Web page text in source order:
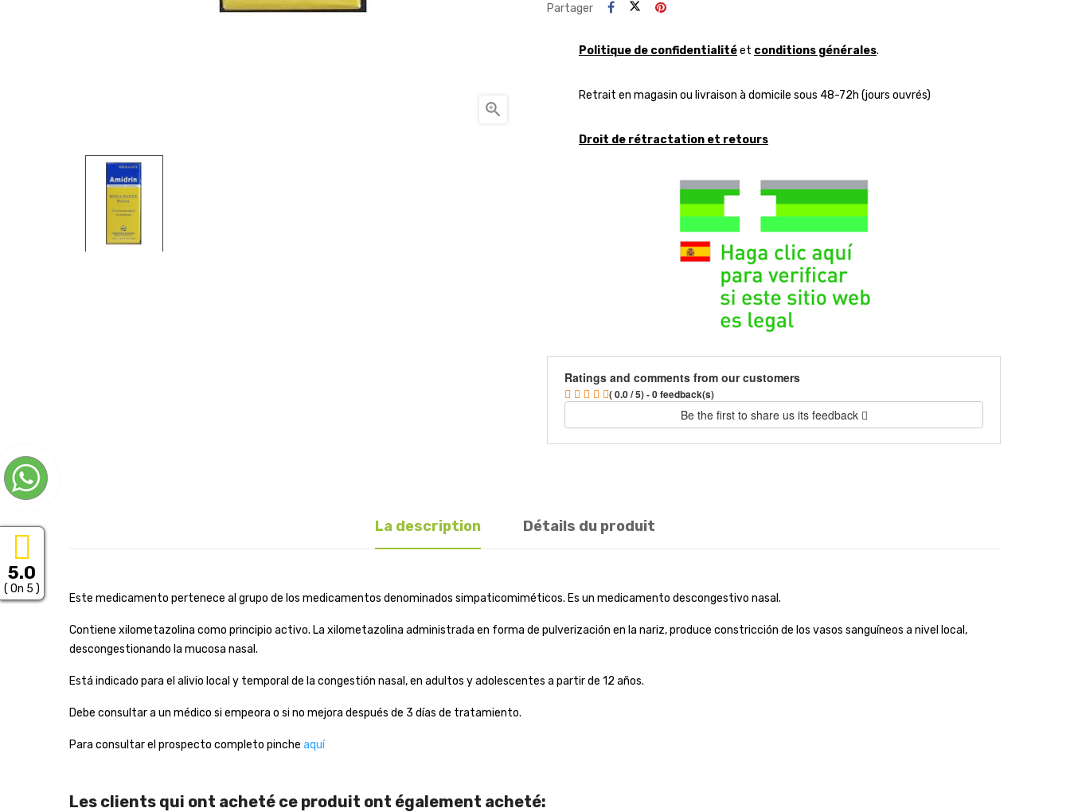

Partager
Politique de confidentialitéet conditions générales.
Retrait en magasin ou livraison à domicile sous 48-72h (jours ouvrés)
Droit de rétractation et retours
Ratings and comments from our customers
( 0.0 / 5) - 0 feedback(s)
Be the first to share us its feedback
La description Détails du produit
Este medicamento pertenece al grupo de los medicamentos denominados simpaticomiméticos. Es un medicamento descongestivo nasal.
Contiene xilometazolina como principio activo. La xilometazolina administrada en forma de pulverización en la nariz, produce constricción de los vasos sanguíneos a nivel local,
descongestionando la mucosa nasal.
Está indicado para el alivio local y temporal de la congestión nasal, en adultos y adolescentes a partir de 12 años.
Debe consultar a un médico si empeora o si no mejora después de 3 días de tratamiento.
Para consultar el prospecto completo pinche aquí
Les clients qui ont acheté ce produit ont également acheté:
5.0
( On 5 )